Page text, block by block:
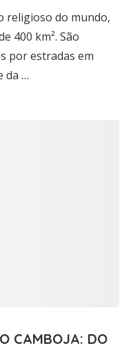
religioso do mundo,
400 km². São
por estradas em
da …
CAMBOJA: DO